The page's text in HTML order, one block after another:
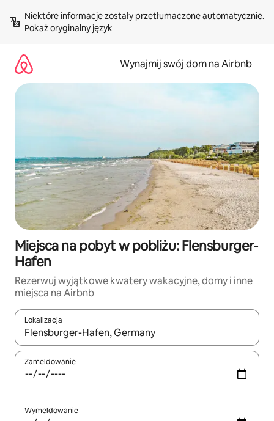
treści Pokaż oryginalny język
Wynajmij swój dom na Airbnb
Miejsca na pobyt w pobliżu: Flensburger-
Hafen
Rezerwuj wyjątkowe kwatery wakacyjne, domy i inne
miejsca na Airbnb
Lokalizacja
Gdy wyniki będą dostępne, możesz poruszać się po nich za
Zameldowanie
Wymeldowanie